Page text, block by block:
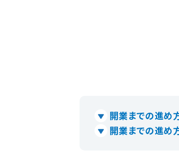
開業までの進め
開業までの進め